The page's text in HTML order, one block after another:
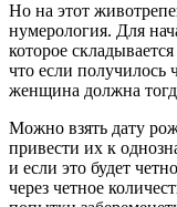
Но на этот
нумерология. Для
которое
что если получилось
женщина должна
Можно взять дату
привести их к
и если это будет
через четное